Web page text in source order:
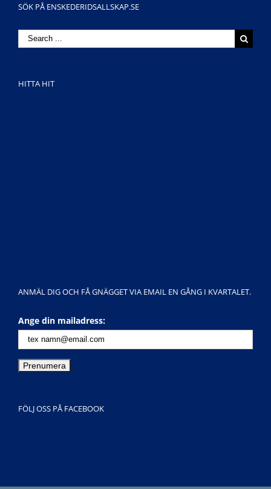
SÖK PÅ ENSKEDERIDSALLSKAP.SE
Search
for:
HITTA HIT
ANMÄL DIG OCH FÅ GNÄGGET VIA EMAIL EN GÅNG I KVARTALET.
Ange din mailadress:
FÖLJ OSS PÅ FACEBOOK